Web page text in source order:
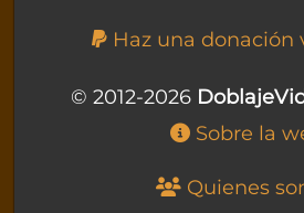
Haz una donación
© 2012-2026
Sobre la
Quienes